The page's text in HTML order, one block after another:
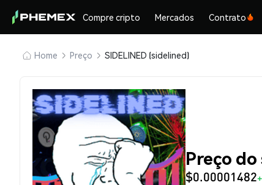
Compre cripto Mercados Contrato
Home Preço SIDELINED (sidelined)
Preço do
$0.00001482